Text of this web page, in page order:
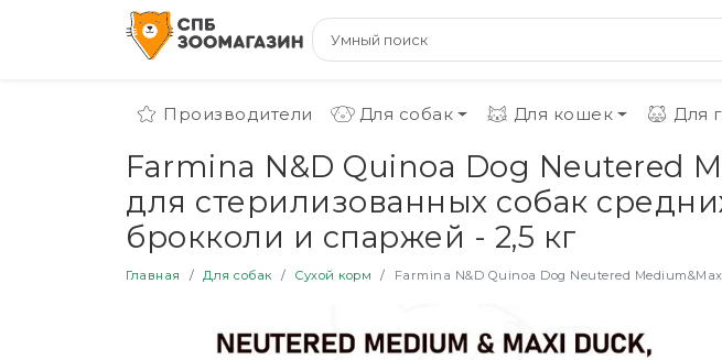
Производители Для собак Для кошек Для
Farmina N&D Quinoa Dog Neutered
для стерилизованных собак
брокколи и спаржей - 2,5 кг
Главная Для собак Сухой корм Farmina N&D Quinoa Dog Neutered Medium&Maxi сухой